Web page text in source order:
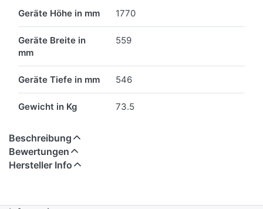
Geräte Höhe in mm 1770
Geräte Breite in
mm
559
Geräte Tiefe in mm 546
Gewicht in Kg 73.5
Beschreibung
Bewertungen
Hersteller Info